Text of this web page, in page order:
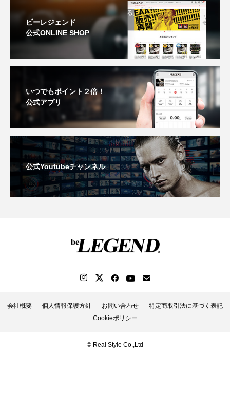
ビーレジェンド
公式ONLINE SHOP
いつでもポイント２倍！
公式アプリ
公式Youtubeチャンネル
会社概要 個人情報保護方針 お問い合わせ
特定商取引法に基づく表記
Cookieポリシー
© Real Style Co.,Ltd